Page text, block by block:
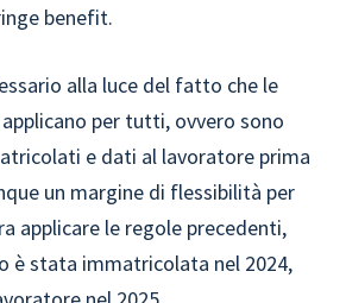
benefit.
alla luce del fatto che le
per tutti, ovvero sono
e dati al lavoratore prima
un margine di flessibilità per
applicare le regole precedenti,
è stata immatricolata nel 2024,